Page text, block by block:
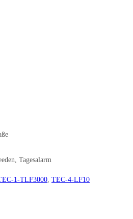
, Tagesalarm
1-TLF3000, TEC-4-LF10